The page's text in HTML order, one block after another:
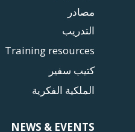
مصادر
التدريب
Training resources
كتيب سفير
الملكية الفكرية
NEWS & EVENTS